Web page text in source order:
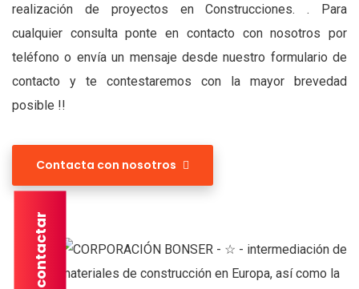
realización de proyectos en Construcciones. . Para
cualquier consulta ponte en contacto con nosotros por
teléfono o envía un mensaje desde nuestro formulario de
contacto y te contestaremos con la mayor brevedad
posible !!
Contacta con nosotros
contactar